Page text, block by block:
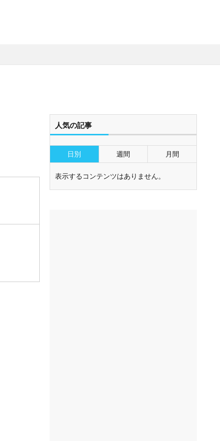
人気の記事
日別 週間 月間
表示するコンテンツはありません。